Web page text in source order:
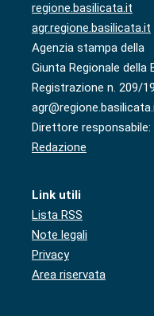
regione.basilicata.it
agr.regione.basilicata.it
Agenzia stampa della
Giunta Regionale della
Registrazione n. 209/
Direttore responsabile:
Redazione
Link utili
Lista RSS
Note legali
Privacy
Area riservata